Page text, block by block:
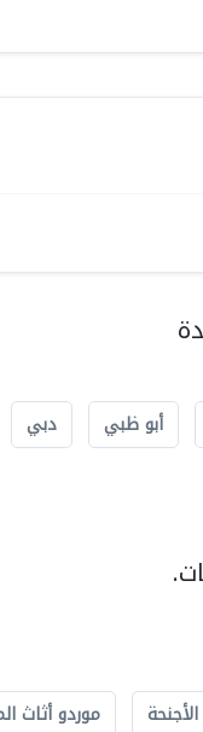
أبو ظبي دبي
موردو أثاث